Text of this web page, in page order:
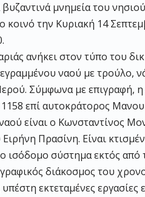
μνημεία του
κοινό την Κυριακή 14
ανήκει στον τύπο του
ναού με τρούλο,
Σύμφωνα με επιγραφή, η
1158 επί αυτοκράτορος
είναι ο Κωνσταντίνος
Πρασίνη. Είναι
ισόδομο σύστημα εκτός από
διάκοσμος του
εκτεταμένες εργασίες